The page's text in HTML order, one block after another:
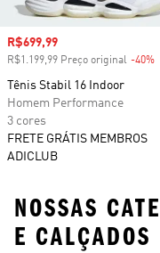
Preço com desconto
R$699,99
R$1.199,99 Preço original -40%
Tênis Stabil 16 Indoor
Homem Performance
3 cores
FRETE GRÁTIS MEMBROS
ADICLUB
NOSSAS
E CALÇADOS